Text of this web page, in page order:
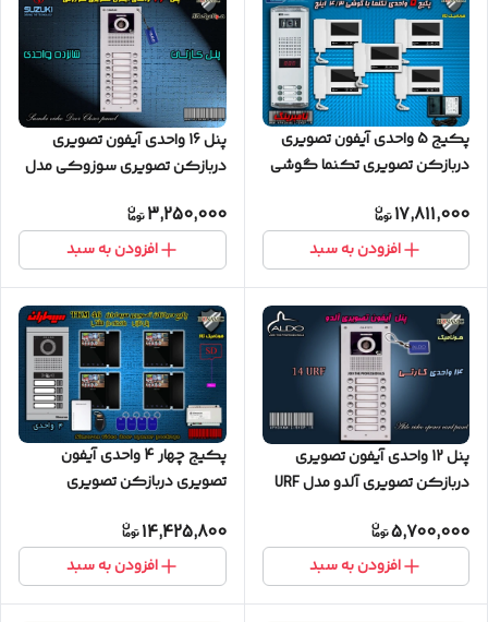
پکیج 5 واحدی آیفون تصویری
دربازکن تصویری تکنما گوشی
نامبرینگ
17,811,000
افزودن به سبد
پنل 16 واحدی آیفون تصویری
دربازکن تصویری سوزوکی مدل
3,250,000
افزودن به سبد
پنل 12 واحدی آیفون تصویری
دربازکن تصویری آلدو مدل URF
5,700,000
افزودن به سبد
پکیج چهار 4 واحدی آیفون
تصویری دربازکن تصویری
گوشی 46-TKM مشکی
14,425,800
افزودن به سبد